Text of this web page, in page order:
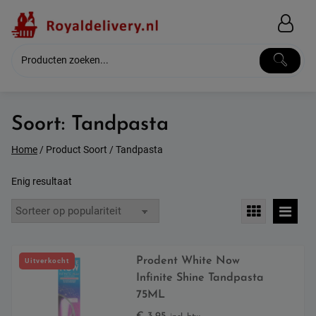
content
Soort: Tandpasta
Home/ Product Soort / Tandpasta
Enig resultaat
Uitverkocht
Prodent White Now
Infinite Shine Tandpasta
75ML